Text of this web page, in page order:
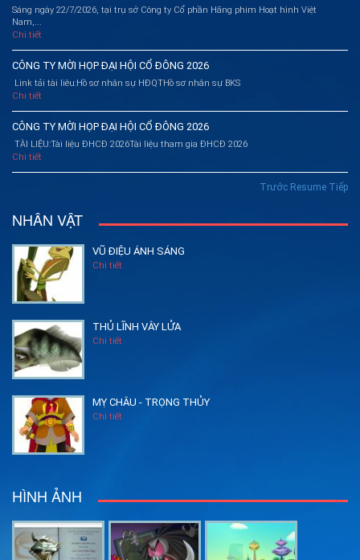
Sáng ngày 22/7/2026, tại trụ sở Công ty Cổ phần Hãng phim Hoạt hình Việt
Nam,...
Chi tiết
CÔNG TY MỜI HỌP ĐẠI HỘI CỔ ĐÔNG 2026
Link tải tài liêu:Hồ sơ nhân sự HĐQTHồ sơ nhân sự BKS
Chi tiết
CÔNG TY MỜI HỌP ĐẠI HỘI CỔ ĐÔNG 2026
TÀI LIỆU:Tài liệu ĐHCĐ 2026Tài liệu tham gia ĐHCĐ 2026
Chi tiết
Trước Resume Tiếp
NHÂN VẬT
VŨ ĐIỆU ÁNH SÁNG
Chi tiết
THỦ LĨNH VÂY LỬA
Chi tiết
MỴ CHÂU - TRỌNG THỦY
Chi tiết
HÌNH ẢNH